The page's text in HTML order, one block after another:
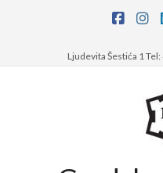
Ljudevita Šestića 1